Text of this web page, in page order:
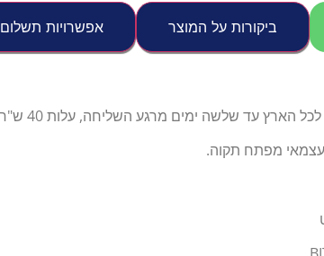
ביקורות על המוצר אפשרויות תשלום
הארץ עד שלשה ימים מרגע השליחה, עלות 40 ש"ח.
עצמאי מפתח תקוה.